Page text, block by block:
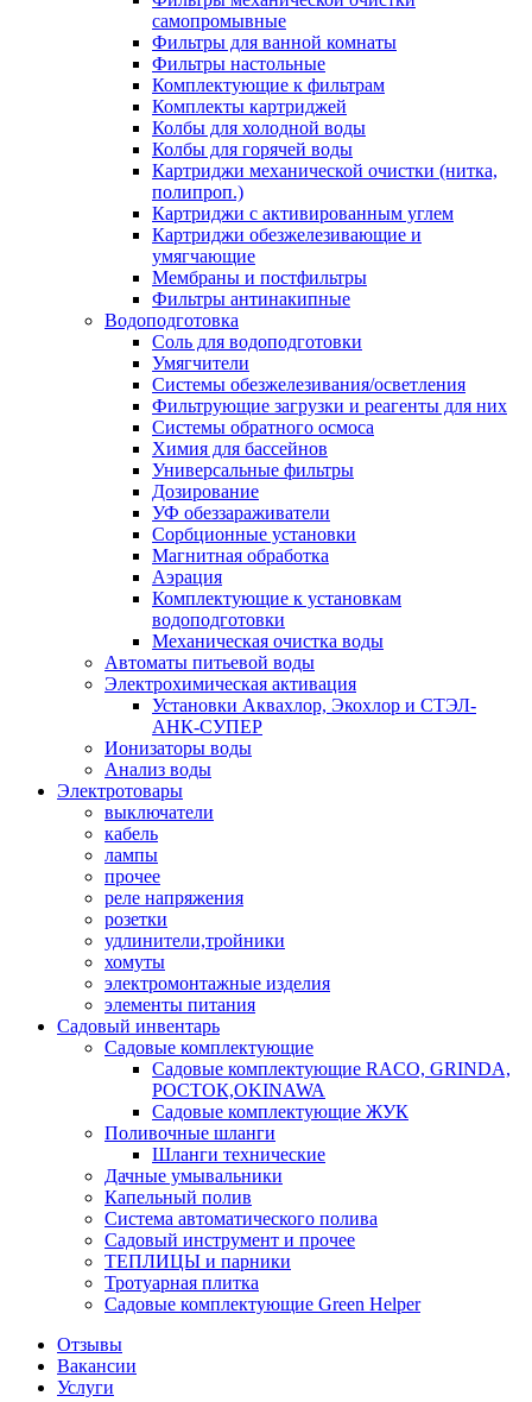
самопромывные
Фильтры для ванной комнаты
Фильтры настольные
Комплектующие к фильтрам
Комплекты картриджей
Колбы для холодной воды
Колбы для горячей воды
Картриджи механической очистки (нитка,
полипроп.)
Картриджи с активированным углем
Картриджи обезжелезивающие и
умягчающие
Мембраны и постфильтры
Фильтры антинакипные
Водоподготовка
Соль для водоподготовки
Умягчители
Системы обезжелезивания/осветления
Фильтрующие загрузки и реагенты для них
Системы обратного осмоса
Химия для бассейнов
Универсальные фильтры
Дозирование
УФ обеззараживатели
Сорбционные установки
Магнитная обработка
Аэрация
Комплектующие к установкам
водоподготовки
Механическая очистка воды
Автоматы питьевой воды
Электрохимическая активация
Установки Аквахлор, Экохлор и СТЭЛ-
АНК-СУПЕР
Ионизаторы воды
Анализ воды
Электротовары
выключатели
кабель
лампы
прочее
реле напряжения
розетки
удлинители,тройники
хомуты
электромонтажные изделия
элементы питания
Садовый инвентарь
Садовые комплектующие
Садовые комплектующие RACO, GRINDA,
РОСТОК,OKINAWA
Садовые комплектующие ЖУК
Поливочные шланги
Шланги технические
Дачные умывальники
Капельный полив
Система автоматического полива
Садовый инструмент и прочее
ТЕПЛИЦЫ и парники
Тротуарная плитка
Садовые комплектующие Green Helper
Отзывы
Вакансии
Услуги